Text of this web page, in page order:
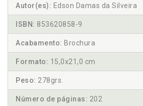
Autor(es): Edson Damas da Silveira
ISBN: 853620858-9
Acabamento: Brochura
Formato: 15,0x21,0 cm
Peso: 278grs.
Número de páginas: 202